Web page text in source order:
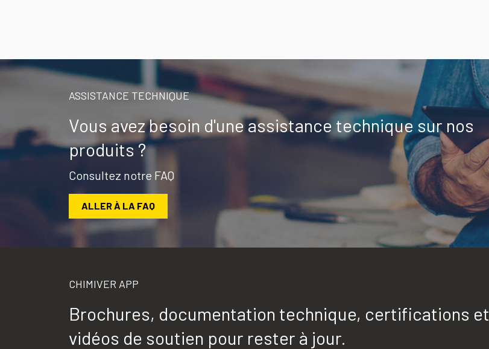
ASSISTANCE TECHNIQUE
Vous avez besoin d'une assistance technique sur nos
produits ?
Consultez notre FAQ
ALLER À LA FAQ
CHIMIVER APP
Brochures, documentation technique, certifications et
vidéos de soutien pour rester à jour.